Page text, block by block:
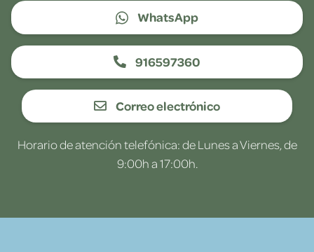
WhatsApp
916597360
Correo electrónico
Horario de atención telefónica: de Lunes a Viernes, de
9:00h a 17:00h.